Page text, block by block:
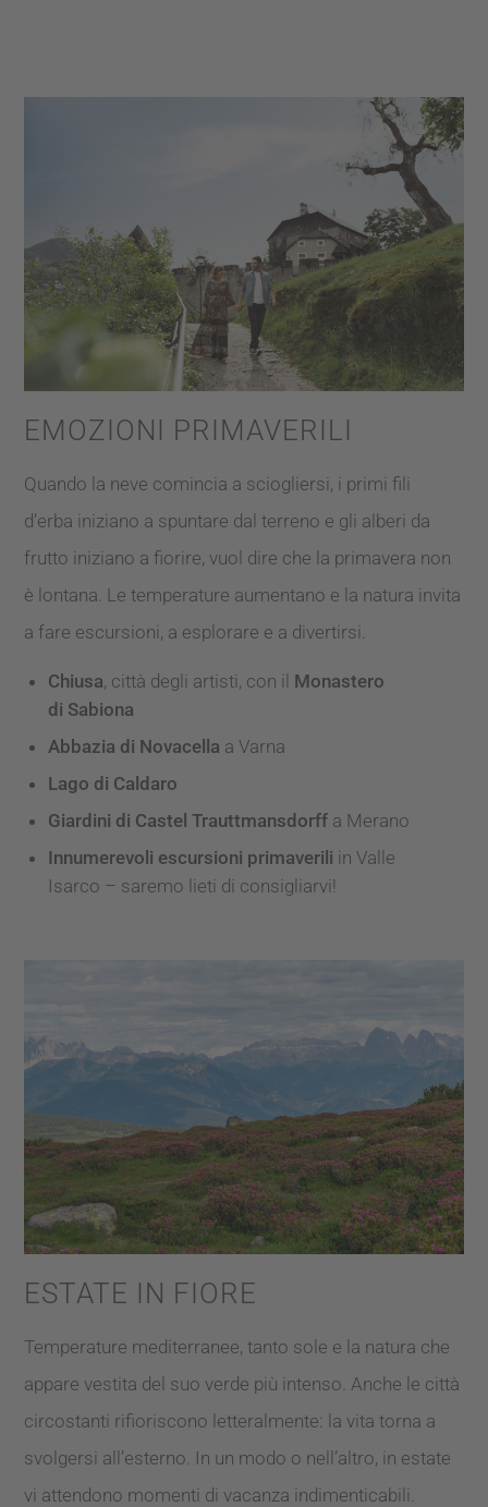
EMOZIONI PRIMAVERILI
Quando la neve comincia a sciogliersi, i primi fili
d’erba iniziano a spuntare dal terreno e gli alberi da
frutto iniziano a fiorire, vuol dire che la primavera non
è lontana. Le temperature aumentano e la natura invita
a fare escursioni, a esplorare e a divertirsi.
Chiusa, città degli artisti, con il Monastero
di Sabiona
Abbazia di Novacella a Varna
Lago di Caldaro
Giardini di Castel Trauttmansdorff a Merano
Innumerevoli escursioni primaverili in Valle
Isarco – saremo lieti di consigliarvi!
ESTATE IN FIORE
Temperature mediterranee, tanto sole e la natura che
appare vestita del suo verde più intenso. Anche le città
circostanti rifioriscono letteralmente: la vita torna a
svolgersi all’esterno. In un modo o nell’altro, in estate
vi attendono momenti di vacanza indimenticabili.